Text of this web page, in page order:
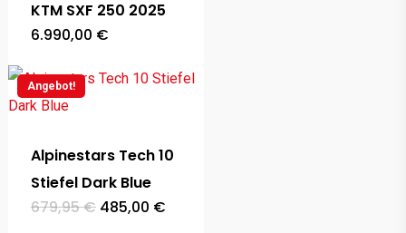
KTM SXF 250 2025
6.990,00 €
Angebot!
Alpinestars Tech 10
Stiefel Dark Blue
679,95€ Ursprünglicher
Preis
485,00 €Aktueller